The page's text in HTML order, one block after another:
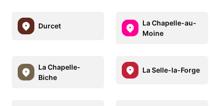
Durcet
La Chapelle-au-
Moine
La Chapelle-
Biche
La Selle-la-Forge